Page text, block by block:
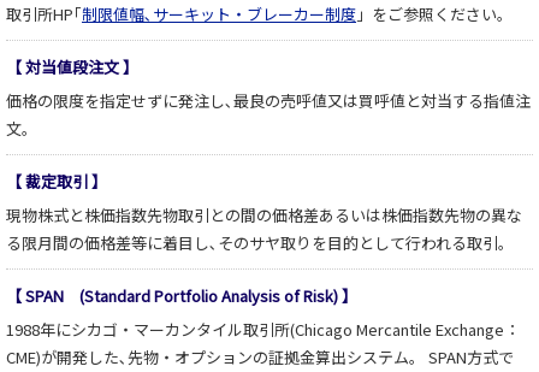
取引所HP｢制限値幅､サーキット・ブレーカー制度 」をご参照ください。
【 対当値段注文 】
価格の限度を指定せずに発注し､最良の売呼値又は買呼値と対当する指値注
文。
【 裁定取引 】
現物株式と株価指数先物取引との間の価格差あるいは株価指数先物の異な
る限月間の価格差等に着目し､そのサヤ取りを目的として行われる取引。
【 SPAN (Standard Portfolio Analysis of Risk) 】
1988年にシカゴ・マーカンタイル取引所(Chicago Mercantile Exchange：
CME)が開発した､先物・オプションの証拠金算出システム。 SPAN方式で